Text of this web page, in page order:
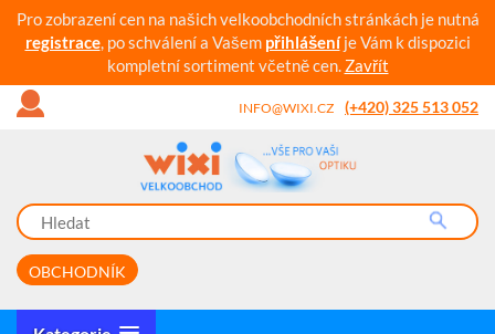
Pro zobrazení cen na našich velkoobchodních stránkách je nutná
registrace, po schválení a Vašem přihlášeníje Vám k dispozici
kompletní sortiment včetně cen. Zavřít
INFO@WIXI.CZ (+420) 325 513 052
OBCHODNÍK